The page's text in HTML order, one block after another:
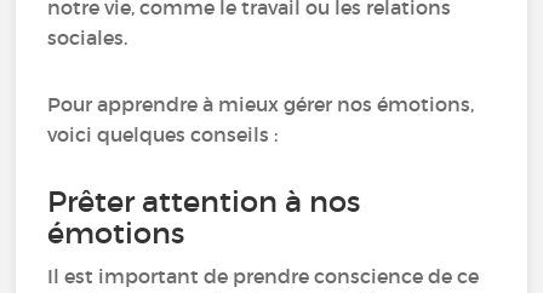
notre vie, comme le travail ou les relations
sociales.
Pour apprendre à mieux gérer nos émotions,
voici quelques conseils :
Prêter attention à nos
émotions
Il est important de prendre conscience de ce